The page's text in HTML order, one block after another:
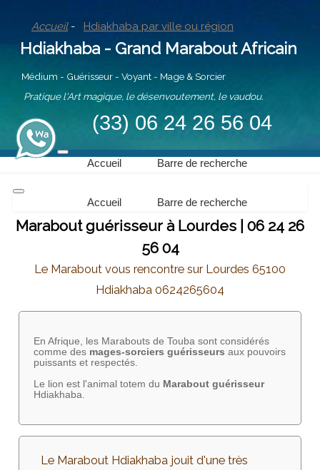
Accueil - Hdiakhaba par ville ou région
Hdiakhaba - Grand Marabout Africain
Médium - Guérisseur - Voyant - Mage & Sorcier
Pratique l'Art magique, le désenvoutement, le vaudou.
(33) 06 24 26 56 04
Accueil Barre de recherche
Accueil Barre de recherche
Marabout guérisseur à Lourdes | 06 24 26
56 04
Le Marabout vous rencontre sur Lourdes 65100
Hdiakhaba 0624265604
En Afrique, les Marabouts de Touba sont considérés
comme des mages-sorciers guérisseurs aux pouvoirs
puissants et respectés.
Le lion est l'animal totem du Marabout guérisseur
Hdiakhaba.
Le Marabout Hdiakhaba jouit d'une très